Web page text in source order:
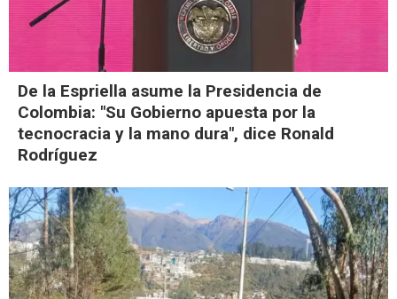
De la Espriella asume la Presidencia de
Colombia: "Su Gobierno apuesta por la
tecnocracia y la mano dura", dice Ronald
Rodríguez